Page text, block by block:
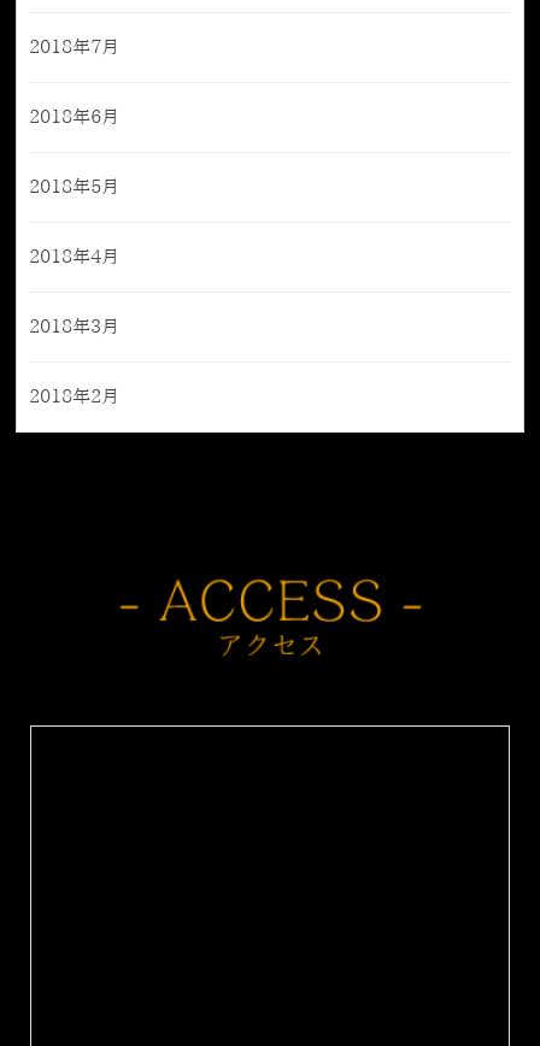
2018年7月
2018年6月
2018年5月
2018年4月
2018年3月
2018年2月